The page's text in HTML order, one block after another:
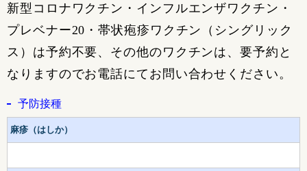
新型コロナワクチン・インフルエンザワクチン・
プレベナー20・帯状疱疹ワクチン（シングリック
ス）は予約不要、その他のワクチンは、要予約と
なりますのでお電話にてお問い合わせください。
予防接種
麻疹（はしか）